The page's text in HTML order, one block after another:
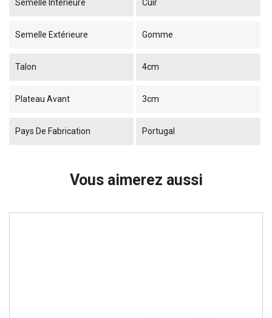
Semelle Intérieure Cuir
Semelle Extérieure Gomme
Talon 4cm
Plateau Avant 3cm
Pays De Fabrication Portugal
Vous aimerez aussi